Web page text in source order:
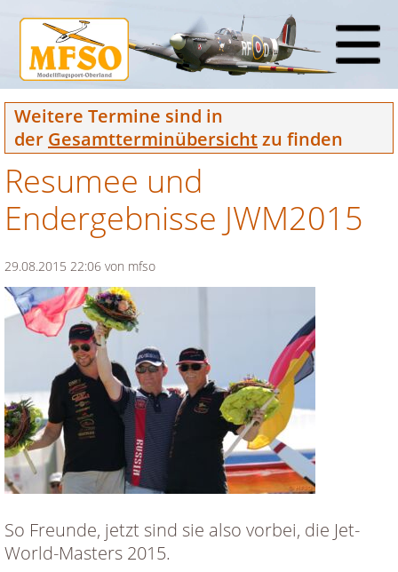
Weitere Termine sind in
der Gesamtterminübersichtzu finden
Resumee und
Endergebnisse JWM2015
29.08.2015 22:06 von mfso
So Freunde, jetzt sind sie also vorbei, die Jet-
World-Masters 2015.